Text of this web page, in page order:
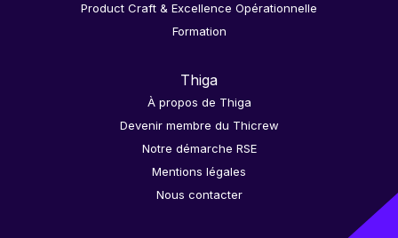
Product Craft & Excellence Opérationnelle
Formation
Thiga
À propos de Thiga
Devenir membre du Thicrew
Notre démarche RSE
Mentions légales
Nous contacter